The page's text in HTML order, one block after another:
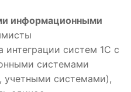
информационными
интеграции систем 1С с
системами
учетными системами),